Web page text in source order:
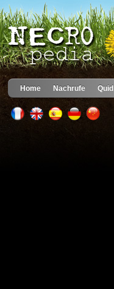
Home Nachrufe Quid